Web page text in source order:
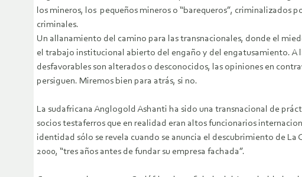
los mineros, los pequeños mineros o “barequeros”, criminalizados
criminales.
Un allanamiento del camino para las transnacionales, donde el
el trabajo institucional abierto del engaño y del engatusamiento. A
desfavorables son alterados o desconocidos, las opiniones en
persiguen. Miremos bien para atrás, si no.
La sudafricana Anglogold Ashanti ha sido una transnacional de
socios testaferros que en realidad eran altos funcionarios
identidad sólo se revela cuando se anuncia el descubrimiento de
2000, “tres años antes de fundar su empresa fachada”.